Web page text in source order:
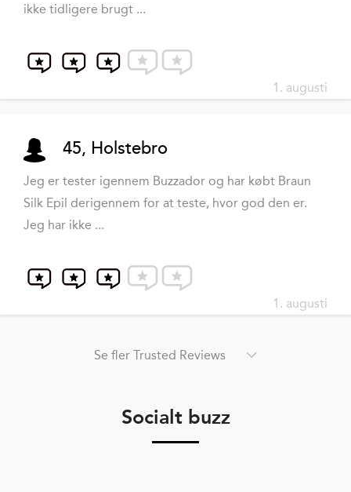
ikke tidligere brugt ...
1. augusti
45, Holstebro
Jeg er tester igennem Buzzador og har købt Braun
Silk Epil derigennem for at teste, hvor god den er.
Jeg har ikke ...
1. augusti
Se fler Trusted Reviews
Socialt buzz